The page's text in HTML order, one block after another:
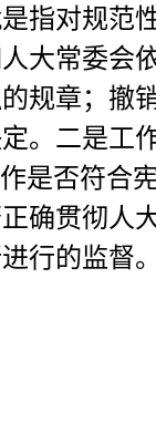
指对规范
大常委会
规章；撤
。二是工
是否符合
确贯彻人
行的监督